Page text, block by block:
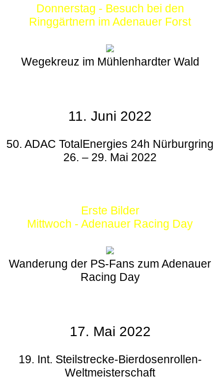
Donnerstag - Besuch bei den
Ringgärtnern im Adenauer Forst
Wegekreuz im Mühlenhardter Wald
11. Juni 2022
50. ADAC TotalEnergies 24h Nürburgring
26. – 29. Mai 2022
Erste Bilder
Mittwoch - Adenauer Racing Day
Wanderung der PS-Fans zum Adenauer
Racing Day
17. Mai 2022
19. Int. Steilstrecke-Bierdosenrollen-
Weltmeisterschaft